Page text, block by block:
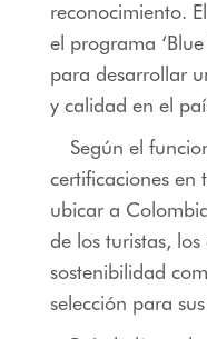
reconocimiento.
el programa
para desarrollar
y calidad en el
Según el
certificaciones en
ubicar a
de los turistas,
sostenibilidad
selección para